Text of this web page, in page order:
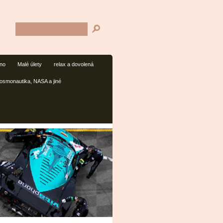
Malé úlety relax a dovolená
NASA a jiné